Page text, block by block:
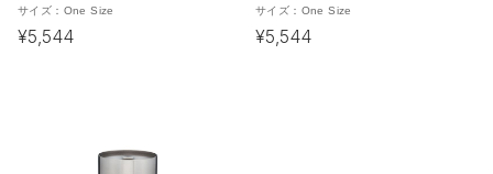
サイズ： One Size
¥5,544
サイズ： One Size
¥5,544